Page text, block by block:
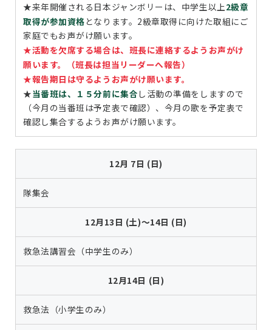
★来年開催される日本ジャンボリーは、中学生以上2級章
取得が参加資格 となります。2級章取得に向けた取組にご
家庭でもお声がけ願います。
★活動を欠席する場合は、班長に連絡するようお声がけ
願います。（班長は担当リーダーへ報告）
★報告期日は守るようお声がけ願います。
★当番班は、１５分前に集合 し活動の準備をしますので
（今月の当番班は予定表で確認）、今月の歌を予定表で
確認し集合するようお声がけ願います。
12月 7日 (日)
隊集会
12月13日 (土)～14日 (日)
救急法講習会（中学生のみ）
12月14日 (日)
救急法（小学生のみ）